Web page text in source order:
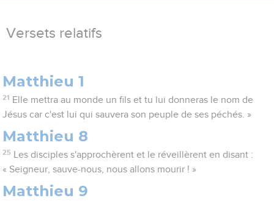
Versets relatifs
Matthieu 1
21 Elle mettra au monde un fils et tu lui donneras le nom de
Jésus car c'est lui qui sauvera son peuple de ses péchés. »
Matthieu 8
25
Les disciples s'approchèrent et le réveillèrent en disant :
« Seigneur, sauve-nous, nous allons mourir ! »
Matthieu 9